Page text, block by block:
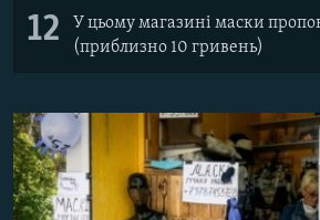
12
У цьому магазині маски
(приблизно 10 гривень)